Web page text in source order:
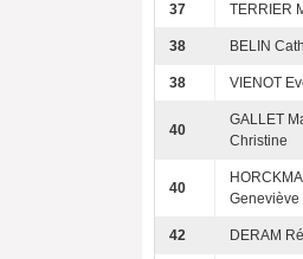
37 TERRIER
38 BELIN
38 VIENOT
40
GALLET
Christine
40
Geneviève
42 DERAM